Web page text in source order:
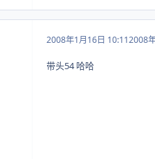
2008年1月16日 10:112008
带头54 哈哈